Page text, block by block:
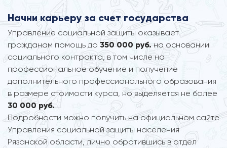
Начни карьеру за счет государства
Управление социальной защиты оказывает
гражданам помощь до 350 000 руб. на основании
социального контракта, в том числе на
профессиональное обучение и получение
дополнительного профессионального образования
в размере стоимости курса, но выделяется не более
30 000 руб.
Подробности можно получить на официальном сайте
Управления социальной защиты населения
Рязанской области, лично обратившись в отдел